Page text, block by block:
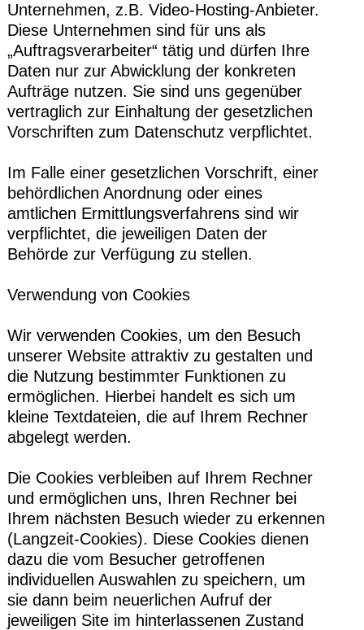
Unternehmen, z.B. Video-Hosting-Anbieter.
Diese Unternehmen sind für uns als
„Auftragsverarbeiter“ tätig und dürfen Ihre
Daten nur zur Abwicklung der konkreten
Aufträge nutzen. Sie sind uns gegenüber
vertraglich zur Einhaltung der gesetzlichen
Vorschriften zum Datenschutz verpflichtet.
Im Falle einer gesetzlichen Vorschrift, einer
behördlichen Anordnung oder eines
amtlichen Ermittlungsverfahrens sind wir
verpflichtet, die jeweiligen Daten der
Behörde zur Verfügung zu stellen.
Verwendung von Cookies
Wir verwenden Cookies, um den Besuch
unserer Website attraktiv zu gestalten und
die Nutzung bestimmter Funktionen zu
ermöglichen. Hierbei handelt es sich um
kleine Textdateien, die auf Ihrem Rechner
abgelegt werden.
Die Cookies verbleiben auf Ihrem Rechner
und ermöglichen uns, Ihren Rechner bei
Ihrem nächsten Besuch wieder zu erkennen
(Langzeit-Cookies). Diese Cookies dienen
dazu die vom Besucher getroffenen
individuellen Auswahlen zu speichern, um
sie dann beim neuerlichen Aufruf der
jeweiligen Site im hinterlassenen Zustand